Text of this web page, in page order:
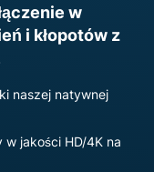
w
i kłopotów z
naszej natywnej
w jakości HD/4K na